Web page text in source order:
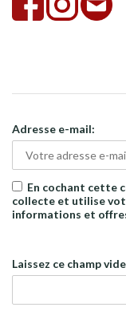
Adresse e-mail:
En cochant cette
collecte et utilise
informations et
Laissez ce champ